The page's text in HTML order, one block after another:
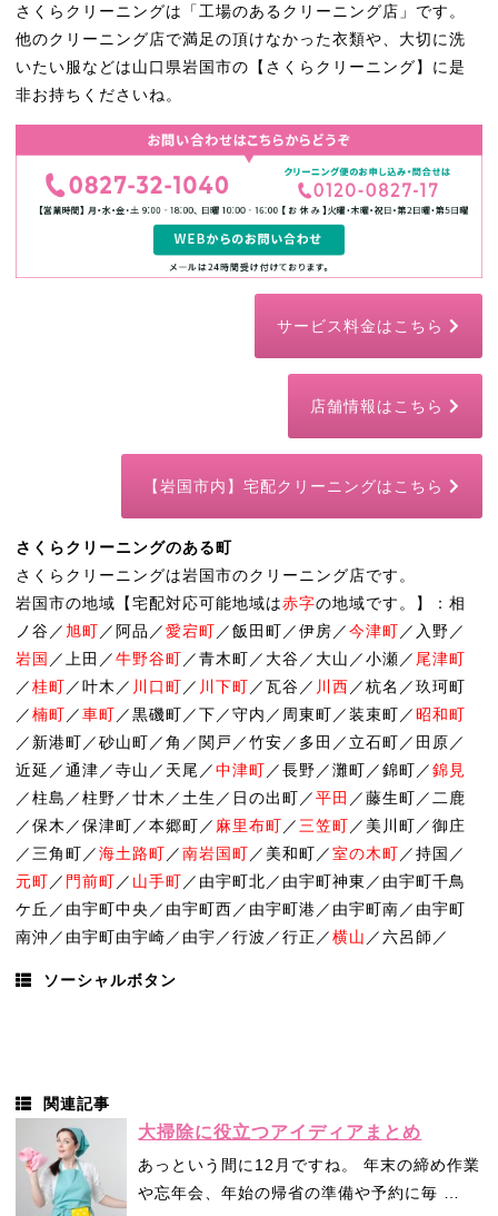
さくらクリーニングは「工場のあるクリーニング店」です。
他のクリーニング店で満足の頂けなかった衣類や、大切に洗
いたい服などは山口県岩国市の【さくらクリーニング】に是
非お持ちくださいね。
サービス料金はこちら
店舗情報はこちら
【岩国市内】宅配クリーニングはこちら
さくらクリーニングのある町
さくらクリーニングは岩国市のクリーニング店です。
岩国市の地域【宅配対応可能地域は赤字の地域です。】：相
ノ谷／旭町 ／阿品／愛宕町 ／飯田町／伊房／今津町 ／入野／
岩国 ／上田／牛野谷町 ／青木町／大谷／大山／小瀬／ 尾津町
／桂町 ／叶木／ 川口町 ／ 川下町 ／瓦谷／ 川西 ／杭名／玖珂町
／楠町 ／車町 ／黒磯町／下／守内／周東町／装束町／昭和町
／新港町／砂山町／角／関戸／竹安／多田／立石町／田原／
近延／通津／寺山／天尾／中津町 ／長野／灘町／錦町／錦見
／柱島／柱野／廿木／土生／日の出町／平田 ／藤生町／二鹿
／保木／保津町／本郷町／ 麻里布町 ／ 三笠町 ／美川町／御庄
／三角町／海土路町 ／南岩国町 ／美和町／室の木町 ／持国／
元町 ／ 門前町 ／ 山手町 ／由宇町北／由宇町神東／由宇町千鳥
ケ丘／由宇町中央／由宇町西／由宇町港／由宇町南／由宇町
南沖／由宇町由宇崎／由宇／行波／行正／横山 ／六呂師／
ソーシャルボタン
関連記事
大掃除に役立つアイディアまとめ
あっという間に12月ですね。 年末の締め作業
や忘年会、年始の帰省の準備や予約に毎 …